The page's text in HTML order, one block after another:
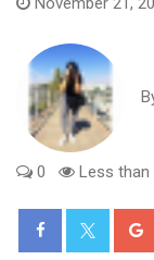
0 Less than